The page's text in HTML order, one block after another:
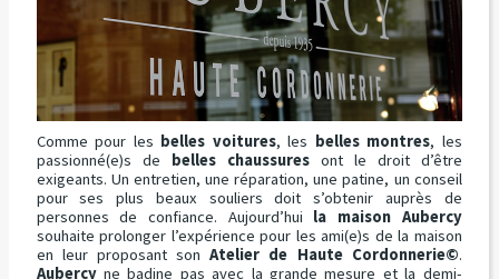
Comme pour les belles voitures, les belles montres, les
passionné(e)s de belles chaussuresont le droit d’être
exigeants. Un entretien, une réparation, une patine, un conseil
pour ses plus beaux souliers doit s’obtenir auprès de
personnes de confiance. Aujourd’hui la maison Aubercy
souhaite prolonger l’expérience pour les ami(e)s de la maison
en leur proposant sonAtelier de Haute Cordonnerie©.
Aubercyne badine pas avec la grande mesure et la demi-